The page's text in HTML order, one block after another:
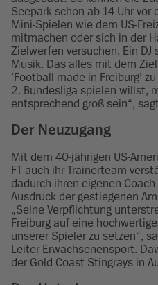
Seepark schon ab 14 Uhr
Mini-Spielen wie dem US-
mitmachen oder sich in der
Zielwerfen versuchen. Ein
Musik. Das alles mit dem
’Football made in Freiburg’
2. Bundesliga spielen willst,
entsprechend groß sein“,
Der Neuzugang
Mit dem 40-jährigen US-
FT auch ihr Trainerteam
dadurch ihren eigenen
Ausdruck der gestiegenen
„Seine Verpflichtung
Freiburg auf eine
unserer Spieler zu setzen“,
Leiter Erwachsenensport.
der Gold Coast Stingrays in